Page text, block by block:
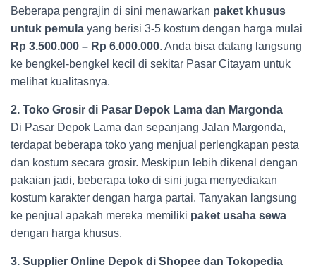
Beberapa pengrajin di sini menawarkan paket khusus
untuk pemula yang berisi 3-5 kostum dengan harga mulai
Rp 3.500.000 – Rp 6.000.000. Anda bisa datang langsung
ke bengkel-bengkel kecil di sekitar Pasar Citayam untuk
melihat kualitasnya.
2. Toko Grosir di Pasar Depok Lama dan Margonda
Di Pasar Depok Lama dan sepanjang Jalan Margonda,
terdapat beberapa toko yang menjual perlengkapan pesta
dan kostum secara grosir. Meskipun lebih dikenal dengan
pakaian jadi, beberapa toko di sini juga menyediakan
kostum karakter dengan harga partai. Tanyakan langsung
ke penjual apakah mereka memiliki paket usaha sewa
dengan harga khusus.
3. Supplier Online Depok di Shopee dan Tokopedia